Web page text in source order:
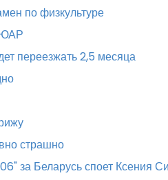
по физкультуре
ЮАР
переезжать 2,5 месяца
страшно
за Беларусь споет Ксения